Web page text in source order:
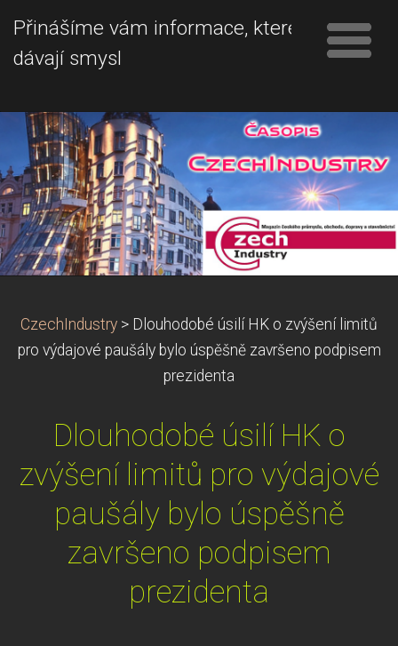
Přinášíme vám informace, které
dávají smysl
CzechIndustry > Dlouhodobé úsilí HK o zvýšení limitů
pro výdajové paušály bylo úspěšně završeno podpisem
prezidenta
Dlouhodobé úsilí HK o
zvýšení limitů pro výdajové
paušály bylo úspěšně
završeno podpisem
prezidenta